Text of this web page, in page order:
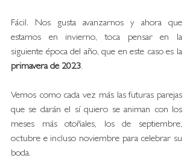
Fácil. Nos gusta avanzarnos y ahora que
estamos en invierno, toca pensar en la
siguiente época del año, que en este caso es la
primavera de 2023.
Vemos como cada vez más las futuras parejas
que se darán el sí quiero se animan con los
meses más otoñales, los de septiembre,
octubre e incluso noviembre para celebrar su
boda.